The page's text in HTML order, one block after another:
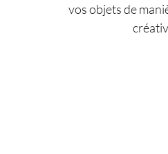
vos objets de